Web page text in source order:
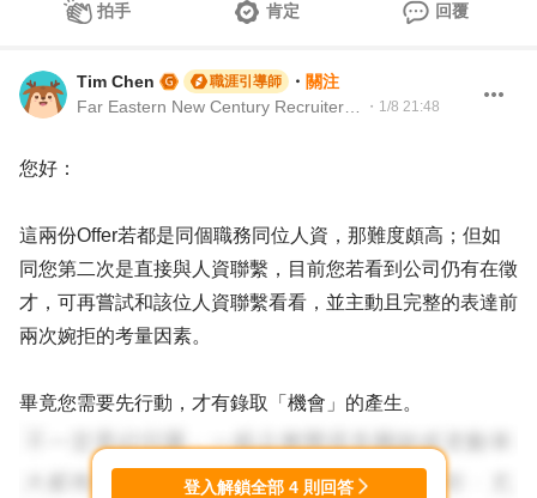
拍手 肯定 回覆
Tim Chen 職涯引導師 ・ 關注
・ 1/8 21:48
您好：
這兩份Offer若都是同個職務同位人資，那難度頗高；但如
同您第二次是直接與人資聯繫，目前您若看到公司仍有在徵
才，可再嘗試和該位人資聯繫看看，並主動且完整的表達前
兩次婉拒的考量因素。
畢竟您需要先行動，才有錄取「機會」的產生。
登入解鎖全部 4 則回答